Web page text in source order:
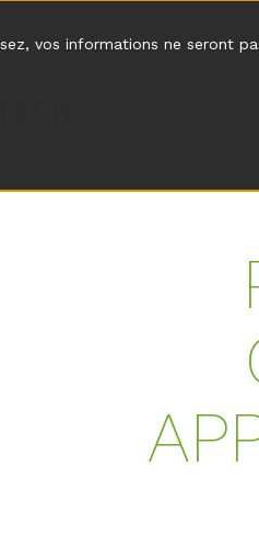
vos informations ne seront